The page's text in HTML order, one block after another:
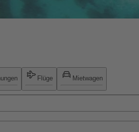
Flüge Mietwagen